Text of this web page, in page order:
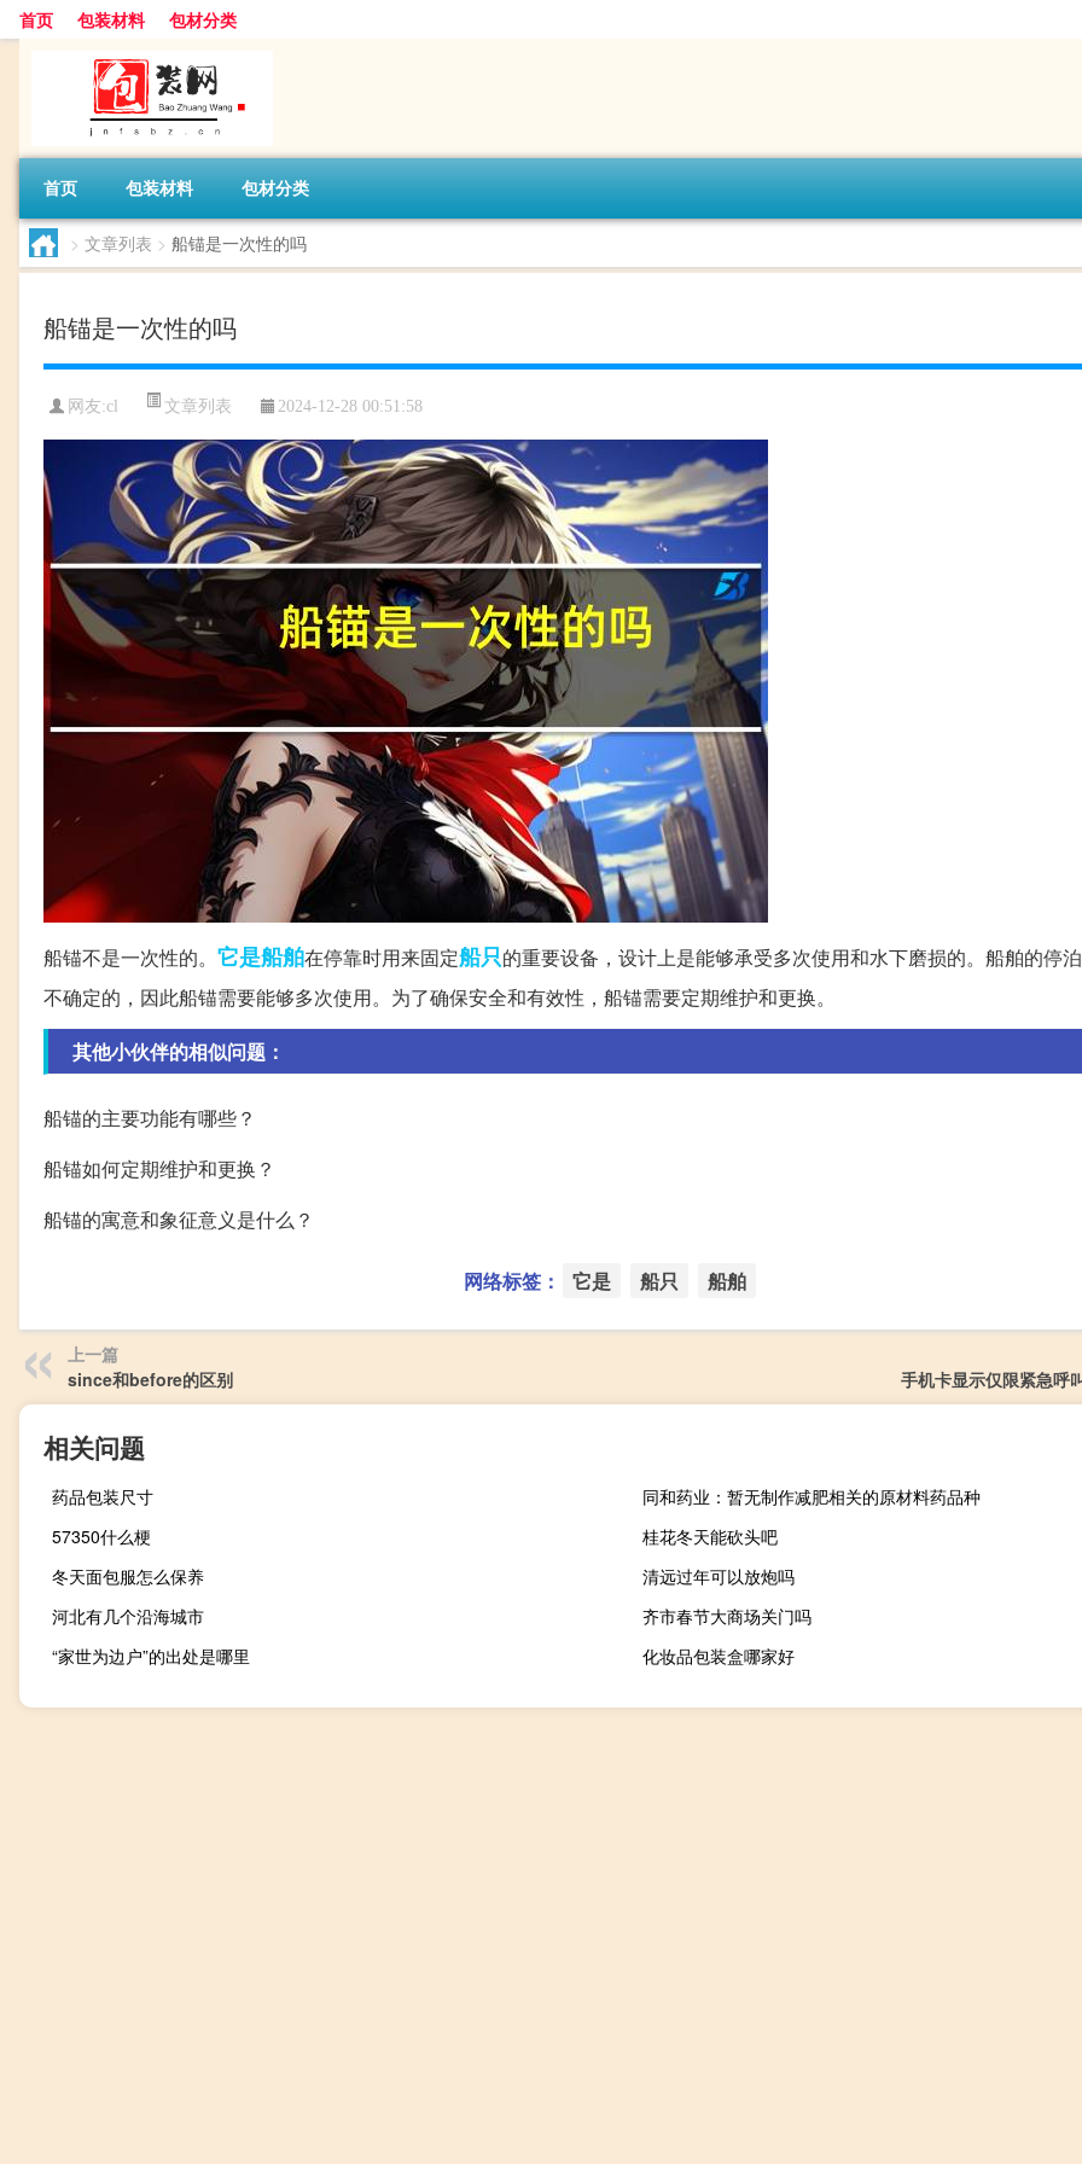
首页 包装材料 包材分类
首页 包装材料 包材分类
> 文章列表 > 船锚是一次性的吗
船锚是一次性的吗
网友:cl 文章列表 2024-12-28 00:51:58
船锚不是一次性的。 它是船舶在停靠时用来固定船只的重要设备，设计上是能够承受多次使用和水下磨损的。船舶的停
不确定的，因此船锚需要能够多次使用。为了确保安全和有效性，船锚需要定期维护和更换。
其他小伙伴的相似问题：
船锚的主要功能有哪些？
船锚如何定期维护和更换？
船锚的寓意和象征意义是什么？
网络标签： 它是 船只 船舶
上一篇
since和before的区别
手机卡显示仅限紧急呼
相关问题
药品包装尺寸
同和药业：暂无制作减肥相关的原材料药品种
57350什么梗
桂花冬天能砍头吧
冬天面包服怎么保养
清远过年可以放炮吗
河北有几个沿海城市
齐市春节大商场关门吗
“家世为边户”的出处是哪里
化妆品包装盒哪家好